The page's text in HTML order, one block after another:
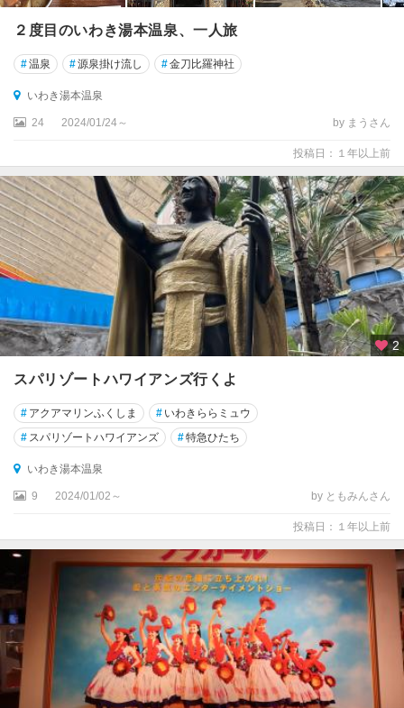
２度目のいわき湯本温泉、一人旅
#温泉 #源泉掛け流し #金刀比羅神社
いわき湯本温泉
24 2024/01/24～ by まうさん
投稿日：１年以上前
2
スパリゾートハワイアンズ行くよ
# アクアマリンふくしま # いわきららミュウ
# スパリゾートハワイアンズ #特急ひたち
いわき湯本温泉
9 2024/01/02～ by ともみんさん
投稿日：１年以上前